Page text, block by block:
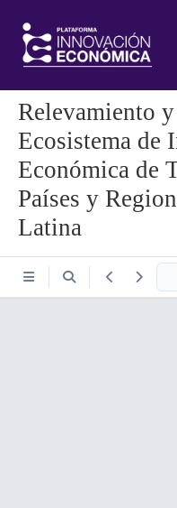
Relevamiento
Ecosistema de
Económica de
Países y
Latina